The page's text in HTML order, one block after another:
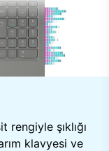
şıklığı
klavyesi ve